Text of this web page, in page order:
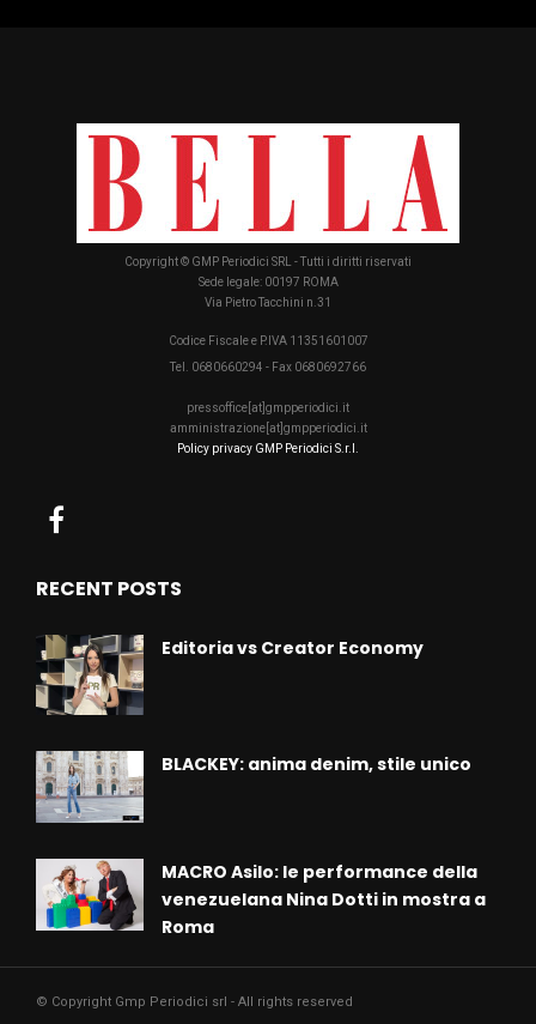
Copyright © GMP Periodici SRL - Tutti i diritti riservati
Sede legale: 00197 ROMA
Via Pietro Tacchini n.31
Codice Fiscale e P.IVA 11351601007
Tel. 0680660294 - Fax 0680692766
pressoffice[at]gmpperiodici.it
amministrazione[at]gmpperiodici.it
Policy privacy GMP Periodici S.r.l.
RECENT POSTS
Editoria vs Creator Economy
BLACKEY: anima denim, stile unico
MACRO Asilo: le performance della
venezuelana Nina Dotti in mostra a
Roma
© Copyright Gmp Periodici srl - All rights reserved